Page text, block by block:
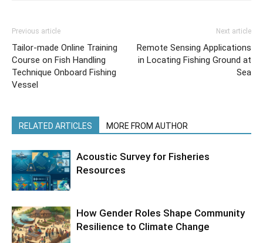
Previous article
Tailor-made Online Training
Course on Fish Handling
Technique Onboard Fishing
Vessel
Next article
Remote Sensing Applications
in Locating Fishing Ground at
Sea
RELATED ARTICLES MORE FROM AUTHOR
Acoustic Survey for Fisheries
Resources
How Gender Roles Shape Community
Resilience to Climate Change